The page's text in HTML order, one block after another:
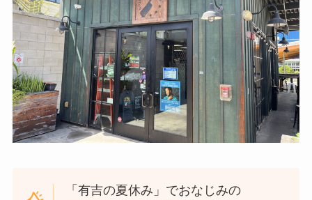
「有吉の夏休み」でおなじみの